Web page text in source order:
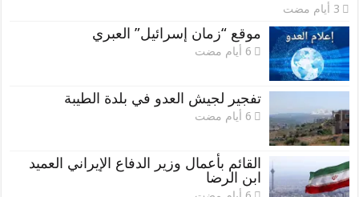
موقع “زمان إسرائيل” العبري
تفجير لجيش العدو في بلدة الطيبة
القائم بأعمال وزير الدفاع الإيراني العميد
ابن الرضا